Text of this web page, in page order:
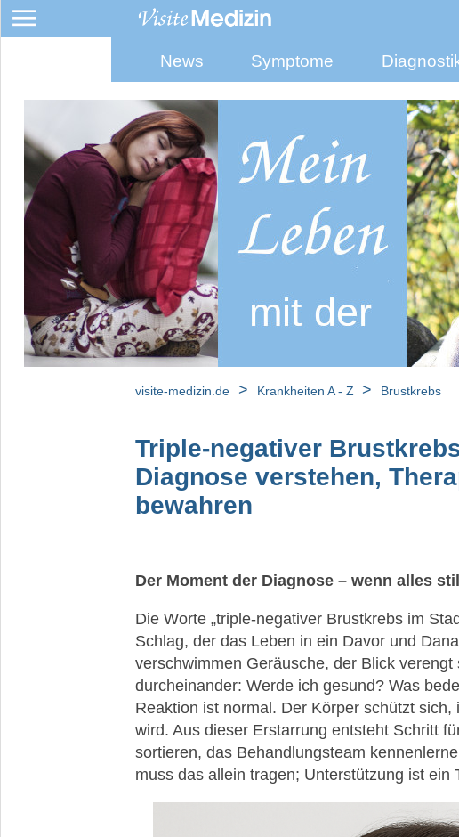
News Symptome
visite-medizin.de > Krankheiten A - Z > Brustkrebs
Triple-negativer
Diagnose verstehen,
bewahren
Der Moment der Diagnose – wenn alles
Die Worte „triple-negativer Brustkrebs im
Schlag, der das Leben in ein Davor und
verschwimmen Geräusche, der Blick
durcheinander: Werde ich gesund? Was
Reaktion ist normal. Der Körper schützt
wird. Aus dieser Erstarrung entsteht Schritt
sortieren, das Behandlungsteam
muss das allein tragen; Unterstützung ist ein
Brustkrebsarten
Invasive
Tumore
der
Brust
Situ-
Karzinome
der
Brust
Paget-
Karzinom
der
Karzinom
Dreifach-
Verlauf
TNBC
Stadium
Stadium